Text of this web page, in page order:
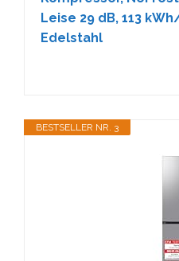
Leise 29 dB, 113
Edelstahl
BESTSELLER NR. 3